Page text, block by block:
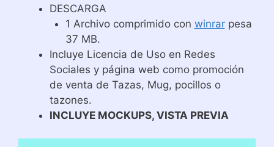
DESCARGA
1 Archivo comprimido con winrarpesa
37 MB.
Incluye Licencia de Uso en Redes
Sociales y página web como promoción
de venta de Tazas, Mug, pocillos o
tazones.
INCLUYE MOCKUPS, VISTA PREVIA